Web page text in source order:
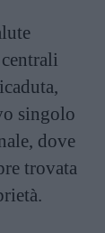
singolo
dove
trovata